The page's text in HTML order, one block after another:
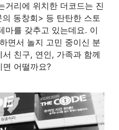
거리에 위치한 더코드는 진
동창회> 등 탄탄한 스토
마를 갖추고 있는데요. 이
면서 놀지 고민 중이신 분
친구, 연인, 가족과 함께
어떨까요?